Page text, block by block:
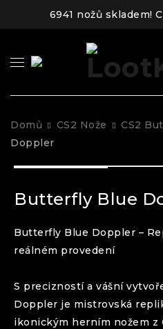
6941 nožů skladem!
Domů CS2 Nože CS2
Doppler
Butterfly Blue
Butterfly Blue Doppler –
reálném provedení
S precizností a vášní
Doppler je mistrovská
ikonickým herním nožem z